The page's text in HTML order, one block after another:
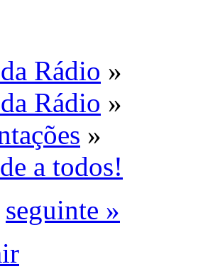
Rádio »
Rádio »
»
a todos!
seguinte »